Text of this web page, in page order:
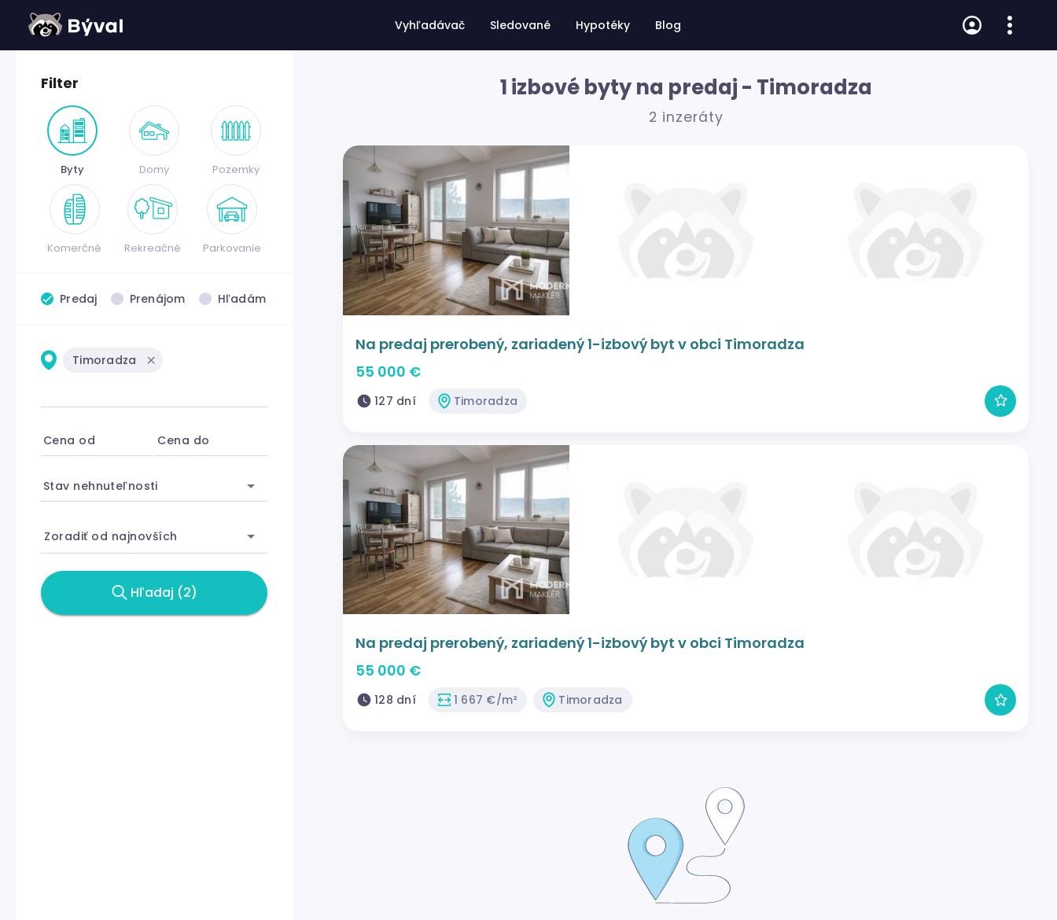
Vyhľadávač Sledované Hypotéky Blog
Filter
Byty Domy Pozemky
Komerčné Rekreačné Parkovanie
Predaj Prenájom Hľadám
Timoradza
Cena od Cena do
Stav nehnuteľnosti
Zoradiť od najnovších
Hľadaj (2)
1 izbové byty na predaj - Timoradza
2 inzeráty
Na predaj prerobený, zariadený 1-izbový byt v obci Timoradza
55 000 €
127 dní Timoradza
Na predaj prerobený, zariadený 1-izbový byt v obci Timoradza
55 000 €
128 dní 1 667 €/m² Timoradza